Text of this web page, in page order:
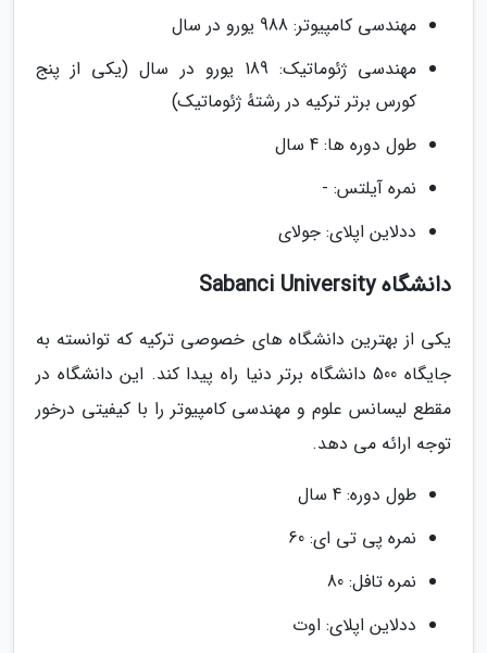
مهندسی کامپیوتر: 988 یورو در سال
مهندسی ژئوماتیک: 189 یورو در سال (یکی از پنج
کورس برتر ترکیه در رشتهٔ ژئوماتیک)
طول دوره ها: 4 سال
نمره آیلتس: -
ددلاین اپلای: جولای
دانشگاه Sabanci University
یکی از بهترین دانشگاه های خصوصی ترکیه که توانسته به
جایگاه 500 دانشگاه برتر دنیا راه پیدا کند. این دانشگاه در
مقطع لیسانس علوم و مهندسی کامپیوتر را با کیفیتی درخور
توجه ارائه می دهد.
طول دوره: 4 سال
نمره پی تی ای: 60
نمره تافل: 80
ددلاین اپلای: اوت